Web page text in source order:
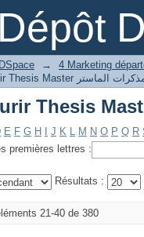
Dépôt
→
E F G H J K L M N O P Q R
premières lettres :
Résultats :
21-40 de 380